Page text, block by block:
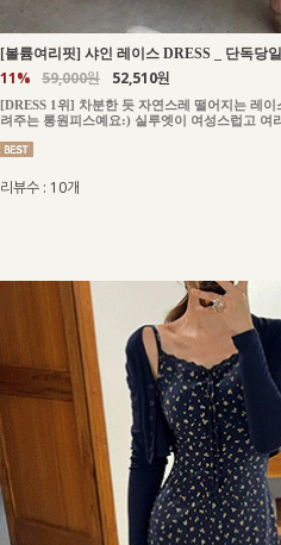
[볼륨여리핏] 샤인 레이스 DRESS 단독당
11% 59,000원 52,510원
[DRESS 1위] 차분한 듯 자연스레 떨어지는 레
려주는 롱원피스예요:) 실루엣이 여성스럽고 여
리뷰수 : 10개